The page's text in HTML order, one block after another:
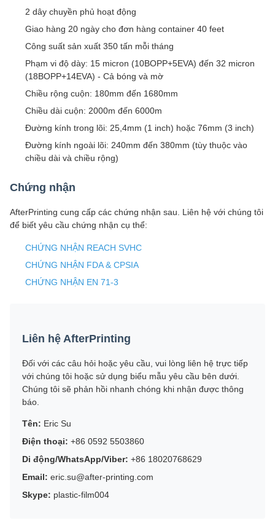
2 dây chuyền phủ hoạt động
Giao hàng 20 ngày cho đơn hàng container 40 feet
Công suất sản xuất 350 tấn mỗi tháng
Phạm vi độ dày: 15 micron (10BOPP+5EVA) đến 32 micron
(18BOPP+14EVA) - Cả bóng và mờ
Chiều rộng cuộn: 180mm đến 1680mm
Chiều dài cuộn: 2000m đến 6000m
Đường kính trong lõi: 25,4mm (1 inch) hoặc 76mm (3 inch)
Đường kính ngoài lõi: 240mm đến 380mm (tùy thuộc vào
chiều dài và chiều rộng)
Chứng nhận
AfterPrinting cung cấp các chứng nhận sau. Liên hệ với chúng tôi
để biết yêu cầu chứng nhận cụ thể:
CHỨNG NHẬN REACH SVHC
CHỨNG NHẬN FDA & CPSIA
CHỨNG NHẬN EN 71-3
Liên hệ AfterPrinting
Đối với các câu hỏi hoặc yêu cầu, vui lòng liên hệ trực tiếp
với chúng tôi hoặc sử dụng biểu mẫu yêu cầu bên dưới.
Chúng tôi sẽ phản hồi nhanh chóng khi nhận được thông
báo.
Tên: Eric Su
Điện thoại: +86 0592 5503860
Di động/WhatsApp/Viber: +86 18020768629
Email: eric.su@after-printing.com
Skype: plastic-film004